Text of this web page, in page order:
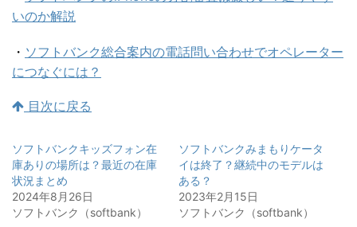
いのか解説
・ ソフトバンク総合案内の電話問い合わせでオペレーター
につなぐには？
目次に戻る
ソフトバンクキッズフォン在
庫ありの場所は？最近の在庫
状況まとめ
2024年8月26日
ソフトバンク（softbank）
ソフトバンクみまもりケータ
イは終了？継続中のモデルは
ある？
2023年2月15日
ソフトバンク（softbank）